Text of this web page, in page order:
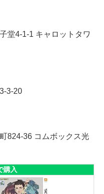
堂4-1-1 キャロットタワ
3-20
824-36 コムボックス光
購入